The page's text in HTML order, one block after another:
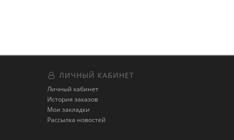
ЛИЧНЫЙ КАБИНЕТ
Личный кабинет
История заказов
Мои закладки
Рассылка новостей